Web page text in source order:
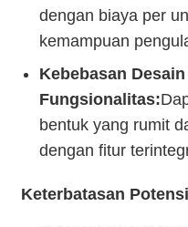
dengan biaya per
kemampuan
Kebebasan
Fungsionalitas:
bentuk yang rumit
dengan fitur
Keterbatasan